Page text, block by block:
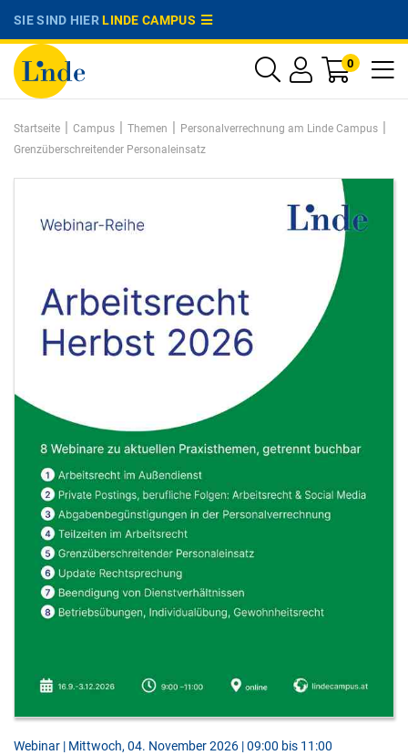
SIE SIND HIERLINDE CAMPUS
0
Startseite | Campus | Themen | Personalverrechnung am Linde Campus |
Grenzüberschreitender Personaleinsatz
Webinar | Mittwoch, 04. November 2026 | 09:00 bis 11:00